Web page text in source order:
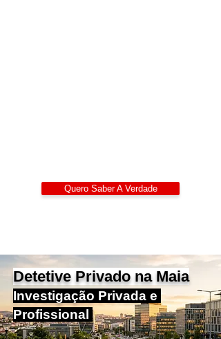
Quero Saber A Verdade
Detetive Privado na Maia
Investigação Privada e
Profissional